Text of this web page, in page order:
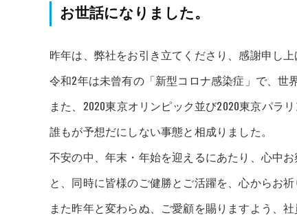
お世話になりました。
昨年は、弊社をお引き立てくださり、感謝申し上
令和2年は未曾有の「新型コロナ感染症」で、世
また、2020東京オリンピック並び2020東京パラリ
誰もが予想だにしない事態と相成りました。
不安の中、年末・年始を迎えるにあたり、心中お
と、同時に皆様のご健勝とご活躍を、心からお祈
また昨年と変わらぬ、ご愛顧を賜りますよう、